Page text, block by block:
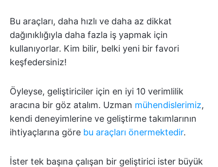
Bu araçları, daha hızlı ve daha az dikkat
dağınıklığıyla daha fazla iş yapmak için
kullanıyorlar. Kim bilir, belki yeni bir favori
keşfedersiniz!
Öyleyse, geliştiriciler için en iyi 10 verimlilik
aracına bir göz atalım. Uzman mühendislerimiz,
kendi deneyimlerine ve geliştirme takımlarının
ihtiyaçlarına göre bu araçları önermektedir.
İster tek başına çalışan bir geliştirici ister büyük